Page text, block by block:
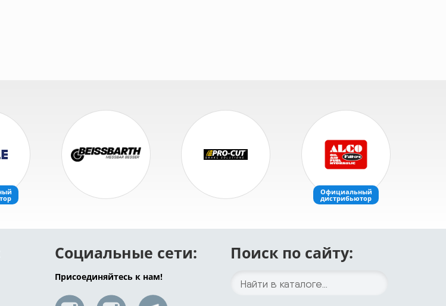
Социальные сети:
Присоединяйтесь к нам!
Поиск по сайту: